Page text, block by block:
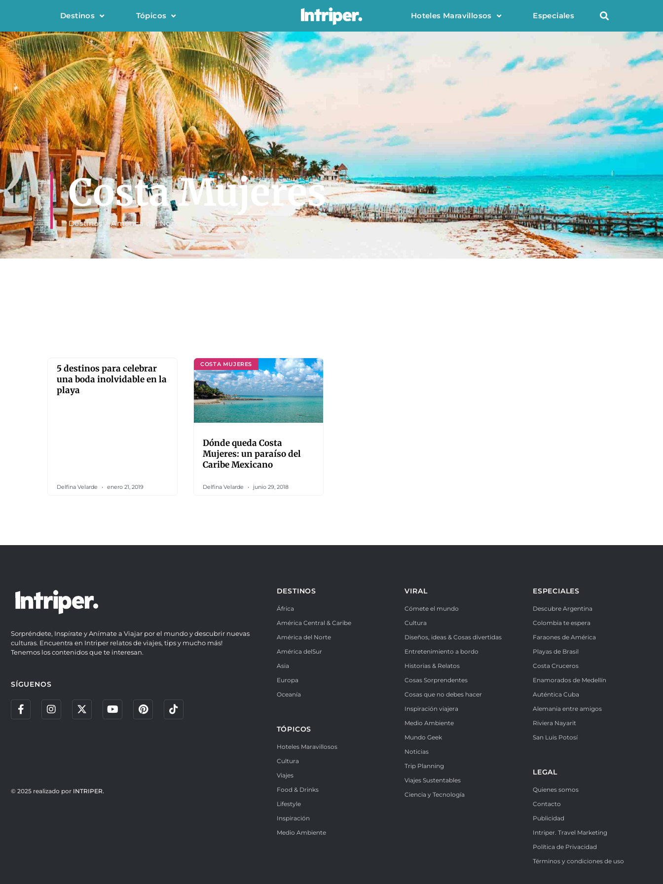
Destinos Tópicos Hoteles Maravillosos Especiales
Costa Mujeres
Destinos»América del Norte México»Costa Mujeres
5 destinos para celebrar
una boda inolvidable en la
playa
Delfina Velarde enero 21, 2019
COSTA MUJERES
Dónde queda Costa
Mujeres: un paraíso del
Caribe Mexicano
Delfina Velarde junio 29, 2018
Sorpréndete, Inspírate y Anímate a Viajar por el mundo y descubrir nuevas
culturas. Encuentra en Intriper relatos de viajes, tips y mucho más!
Tenemos los contenidos que te interesan.
SÍGUENOS
© 2025 realizado por INTRIPER.
DESTINOS
África
América Central & Caribe
América del Norte
América delSur
Asia
Europa
Oceanía
TÓPICOS
Hoteles Maravillosos
Cultura
Viajes
Food & Drinks
Lifestyle
Inspiración
Medio Ambiente
VIRAL
Cómete el mundo
Cultura
Diseños, ideas & Cosas divertidas
Entretenimiento a bordo
Historias & Relatos
Cosas Sorprendentes
Cosas que no debes hacer
Inspiración viajera
Medio Ambiente
Mundo Geek
Noticias
Trip Planning
Viajes Sustentables
Ciencia y Tecnología
ESPECIALES
Descubre Argentina
Colombia te espera
Faraones de América
Playas de Brasil
Costa Cruceros
Enamorados de Medellín
Auténtica Cuba
Alemania entre amigos
Riviera Nayarit
San Luis Potosí
LEGAL
Quienes somos
Contacto
Publicidad
Intriper. Travel Marketing
Política de Privacidad
Términos y condiciones de uso